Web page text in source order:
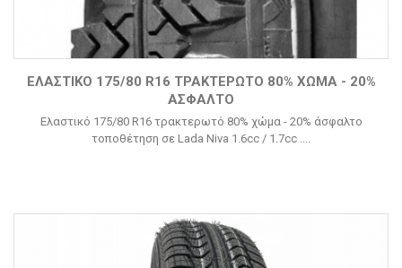
ΕΛΑΣΤΙΚΌ 175/80 R16 ΤΡΑΚΤΕΡΩΤΌ 80% ΧΏΜΑ - 20%
ΆΣΦΑΛΤΟ
Ελαστικό 175/80 R16 τρακτερωτό 80% χώμα - 20% άσφαλτο
τοποθέτηση σε Lada Niva 1.6cc / 1.7cc ....